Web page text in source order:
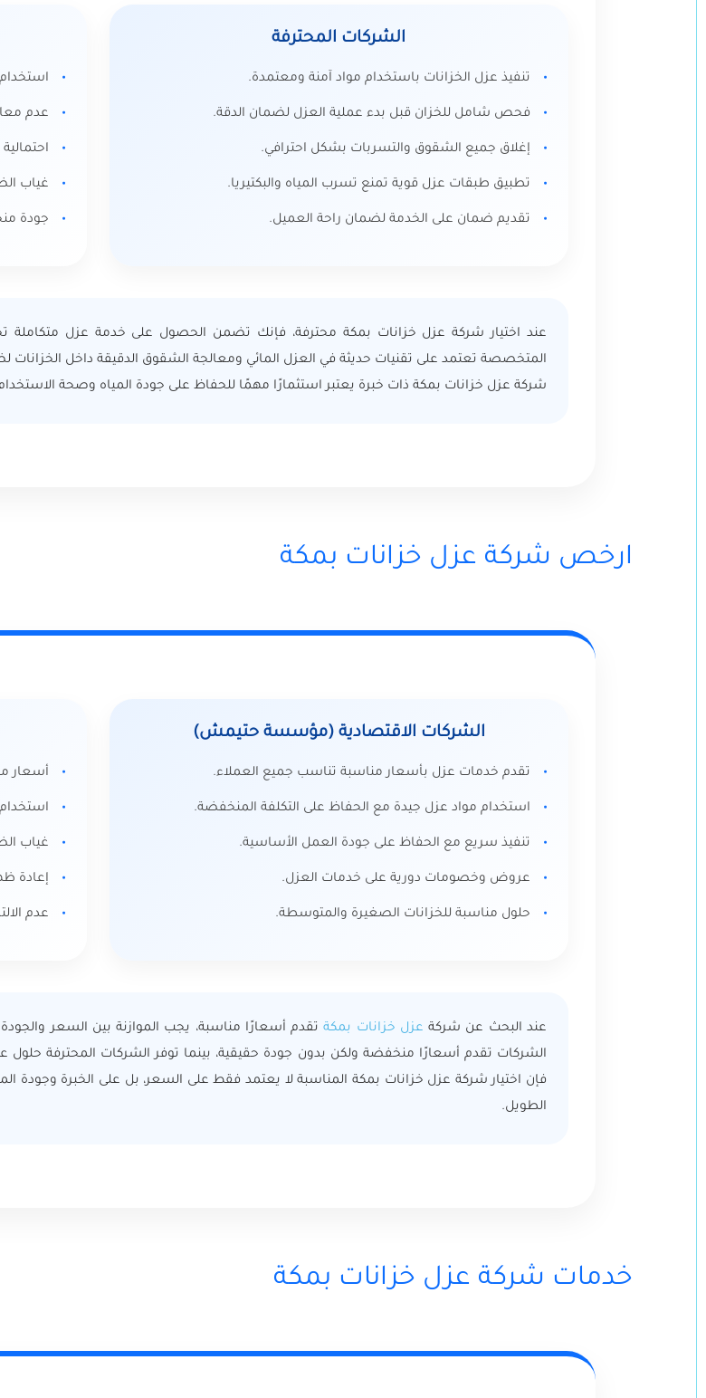
الشركات المحترفة
تنفيذ عزل الخزانات باستخدام مواد آمنة ومعتمدة.
فحص شامل للخزان قبل بدء عملية العزل لضمان الدقة.
إغلاق جميع الشقوق والتسربات بشكل احترافي.
تطبيق طبقات عزل قوية تمنع تسرب المياه والبكتيريا.
تقديم ضمان على الخدمة لضمان راحة العميل.
عدم
غياب
جودة
عند اختيار شركة عزل خزانات بمكة محترفة، فإنك تضمن الحصول على خدمة عزل متكاملة
المتخصصة تعتمد على تقنيات حديثة في العزل المائي ومعالجة الشقوق الدقيقة داخل الخزانات
شركة عزل خزانات بمكة ذات خبرة يعتبر استثمارًا مهمًا للحفاظ على جودة المياه وصحة الاستخدام
ارخص شركة عزل خزانات بمكة
الشركات الاقتصادية (مؤسسة حتيمش)
تقدم خدمات عزل بأسعار مناسبة تناسب جميع العملاء.
استخدام مواد عزل جيدة مع الحفاظ على التكلفة المنخفضة.
تنفيذ سريع مع الحفاظ على جودة العمل الأساسية.
عروض وخصومات دورية على خدمات العزل.
حلول مناسبة للخزانات الصغيرة والمتوسطة.
أسعار
غياب
إعادة
عدم
عند البحث عن شركة عزل خزانات بمكةتقدم أسعارًا مناسبة، يجب الموازنة بين السعر
الشركات تقدم أسعارًا منخفضة ولكن بدون جودة حقيقية، بينما توفر الشركات المحترفة
فإن اختيار شركة عزل خزانات بمكة المناسبة لا يعتمد فقط على السعر، بل على الخبرة وجودة
الطويل.
خدمات شركة عزل خزانات بمكة